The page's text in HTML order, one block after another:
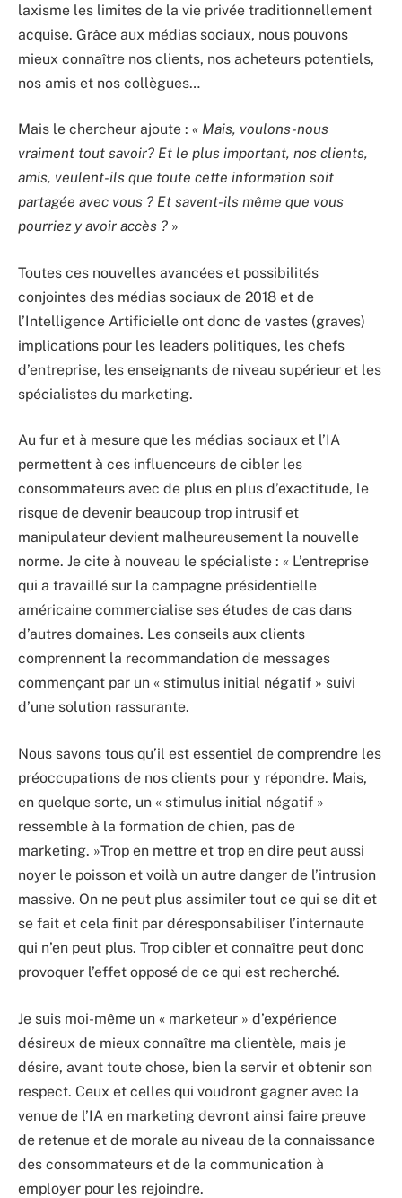
laxisme les limites de la vie privée traditionnellement
acquise. Grâce aux médias sociaux, nous pouvons
mieux connaître nos clients, nos acheteurs potentiels,
nos amis et nos collègues…
Mais le chercheur ajoute : « Mais, voulons-nous
vraiment tout savoir? Et le plus important, nos clients,
amis, veulent-ils que toute cette information soit
partagée avec vous ? Et savent-ils même que vous
pourriez y avoir accès ? »
Toutes ces nouvelles avancées et possibilités
conjointes des médias sociaux de 2018 et de
l’Intelligence Artificielle ont donc de vastes (graves)
implications pour les leaders politiques, les chefs
d’entreprise, les enseignants de niveau supérieur et les
spécialistes du marketing.
Au fur et à mesure que les médias sociaux et l’IA
permettent à ces influenceurs de cibler les
consommateurs avec de plus en plus d’exactitude, le
risque de devenir beaucoup trop intrusif et
manipulateur devient malheureusement la nouvelle
norme. Je cite à nouveau le spécialiste : « L’entreprise
qui a travaillé sur la campagne présidentielle
américaine commercialise ses études de cas dans
d’autres domaines. Les conseils aux clients
comprennent la recommandation de messages
commençant par un « stimulus initial négatif » suivi
d’une solution rassurante.
Nous savons tous qu’il est essentiel de comprendre les
préoccupations de nos clients pour y répondre. Mais,
en quelque sorte, un « stimulus initial négatif »
ressemble à la formation de chien, pas de
marketing. »Trop en mettre et trop en dire peut aussi
noyer le poisson et voilà un autre danger de l’intrusion
massive. On ne peut plus assimiler tout ce qui se dit et
se fait et cela finit par déresponsabiliser l’internaute
qui n’en peut plus. Trop cibler et connaître peut donc
provoquer l’effet opposé de ce qui est recherché.
Je suis moi-même un « marketeur » d’expérience
désireux de mieux connaître ma clientèle, mais je
désire, avant toute chose, bien la servir et obtenir son
respect. Ceux et celles qui voudront gagner avec la
venue de l’IA en marketing devront ainsi faire preuve
de retenue et de morale au niveau de la connaissance
des consommateurs et de la communication à
employer pour les rejoindre.